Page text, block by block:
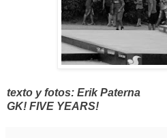
texto y fotos: Erik Paterna
GK! FIVE YEARS!